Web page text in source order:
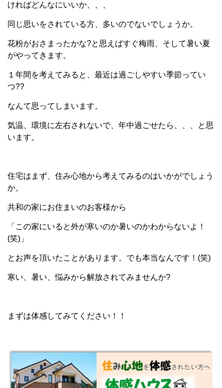
ければどんなにいいか、、、
同じ思いをされている方、多いのでないでしょうか。
花粉がおさまったかな?と思えばすぐ梅雨、そして暑い夏
がやってきます。
１年間を考えてみると、最近は過ごしやすい季節ってい
つ??
なんて思ってしまいます。
気温、環境に左右されないで、年中過ごせたら、、、と思
います。
住宅はまず、住み心地から考えてみるのはいかがでしょう
か。
共和の家にお住まいのお客様から
「この家にいると外が寒いのか暑いのかわからないよ！
(笑)」
とお声を頂いたことがあります。でも本当なんです！(笑)
寒い、暑い、悩みから解放されてみませんか?
まずは体感してみてください！！